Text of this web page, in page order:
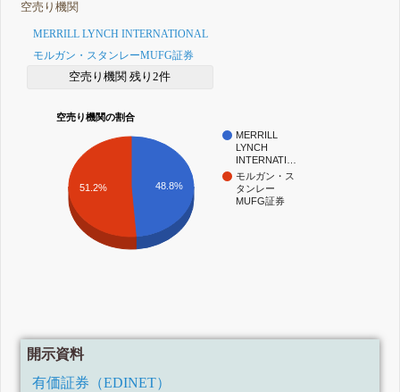
空売り機関
MERRILL LYNCH INTERNATIONAL
モルガン・スタンレーMUFG証券
空売り機関 残り2件
空売り機関の割合
MERRILL
LYNCH
INTERNATI…
モルガン・ス
タンレー
MUFG証券
48.8%
51.2%
開示資料
有価証券（EDINET）